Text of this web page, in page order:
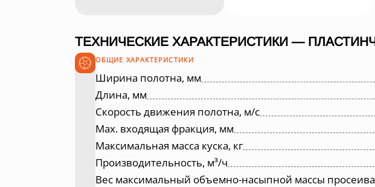
ТЕХНИЧЕСКИЕ ХАРАКТЕРИСТИКИ —
ОБЩИЕ ХАРАКТЕРИСТИКИ
Ширина полотна, мм
Длина, мм
Скорость движения полотна, м/с
Max. входящая фракция, мм
Максимальная масса куска, кг
Производительность, м³/ч
Вес максимальный объемно-насыпной массы